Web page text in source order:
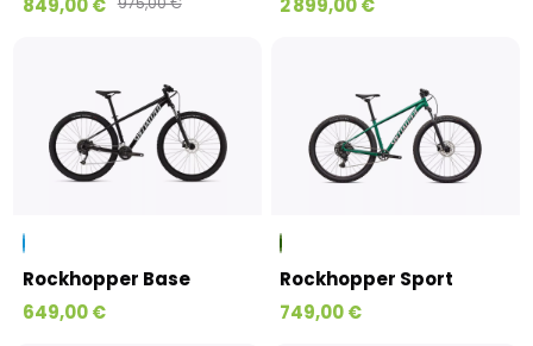
849,00 € 2 899,00 €
Rockhopper Base
649,00 €
Rockhopper Sport
749,00 €